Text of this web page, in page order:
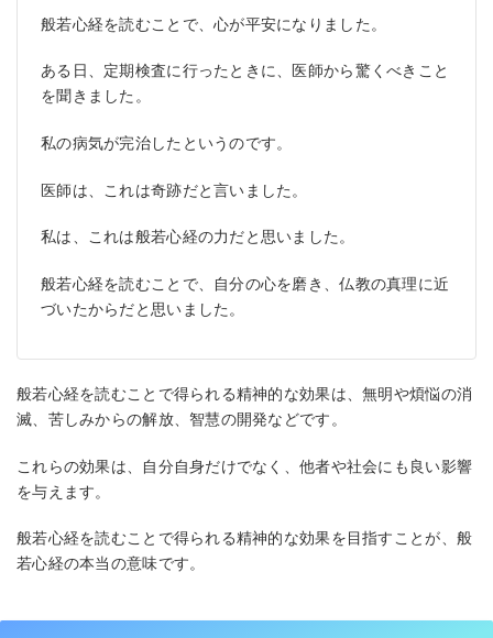
般若心経を読むことで、心が平安になりました。
ある日、定期検査に行ったときに、医師から驚くべきこと
を聞きました。
私の病気が完治したというのです。
医師は、これは奇跡だと言いました。
私は、これは般若心経の力だと思いました。
般若心経を読むことで、自分の心を磨き、仏教の真理に近
づいたからだと思いました。
般若心経を読むことで得られる精神的な効果は、無明や煩悩の消
滅、苦しみからの解放、智慧の開発などです。
これらの効果は、自分自身だけでなく、他者や社会にも良い影響
を与えます。
般若心経を読むことで得られる精神的な効果を目指すことが、般
若心経の本当の意味です。